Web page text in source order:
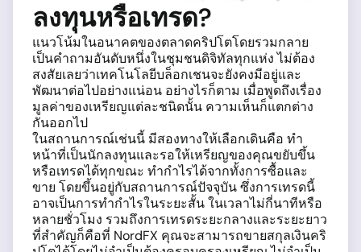
ลงทุนหรือเทรด?
แนวโน้มในอนาคตของตลาดคริปโตโดยรวมกลาย
เป็นคำถามอันดับหนึ่งในชุมชนดิจิทัลทุกแห่ง ไม่ต้อง
สงสัยเลยว่าเทคโนโลยีบล็อกเชนจะยังคงมีอยู่และ
พัฒนาต่อไปอย่างแน่อน อย่างไรก็ตาม เมื่อพูดถึงเรื่อง
มูลค่าของเหรียญแต่ละชนิดนั้น ความเห็นก็แตกต่าง
กันออกไป
ในสถานการณ์เช่นนี้ มีสองทางให้เลือกเดินคือ ทำ
หน้าที่เป็นนักลงทุนและรอให้เหรียญของคุณขยับขึ้น
หรือเทรดได้ทุกขณะ ทำกำไรได้จากทั้งการซื้อและ
ขาย โดยขึ้นอยู่กับสถานการณ์ปัจจุบัน ซึ่งการเทรดนี้
อาจเป็นการทำกำไรในระยะสั้น ในเวลาไม่กี่นาทีหรือ
หลายชั่วโมง รวมถึงการเทรดระยะกลางและระยะยาว
ที่สำคัญก็คือที่ NordFX คุณจะสามารถขายสกุลเงินคริ